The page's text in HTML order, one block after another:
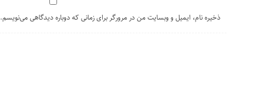
ذخیره نام، ایمیل و وبسایت من در مرورگر برای زمانی که دوباره دیدگاهی می‌نویسم.